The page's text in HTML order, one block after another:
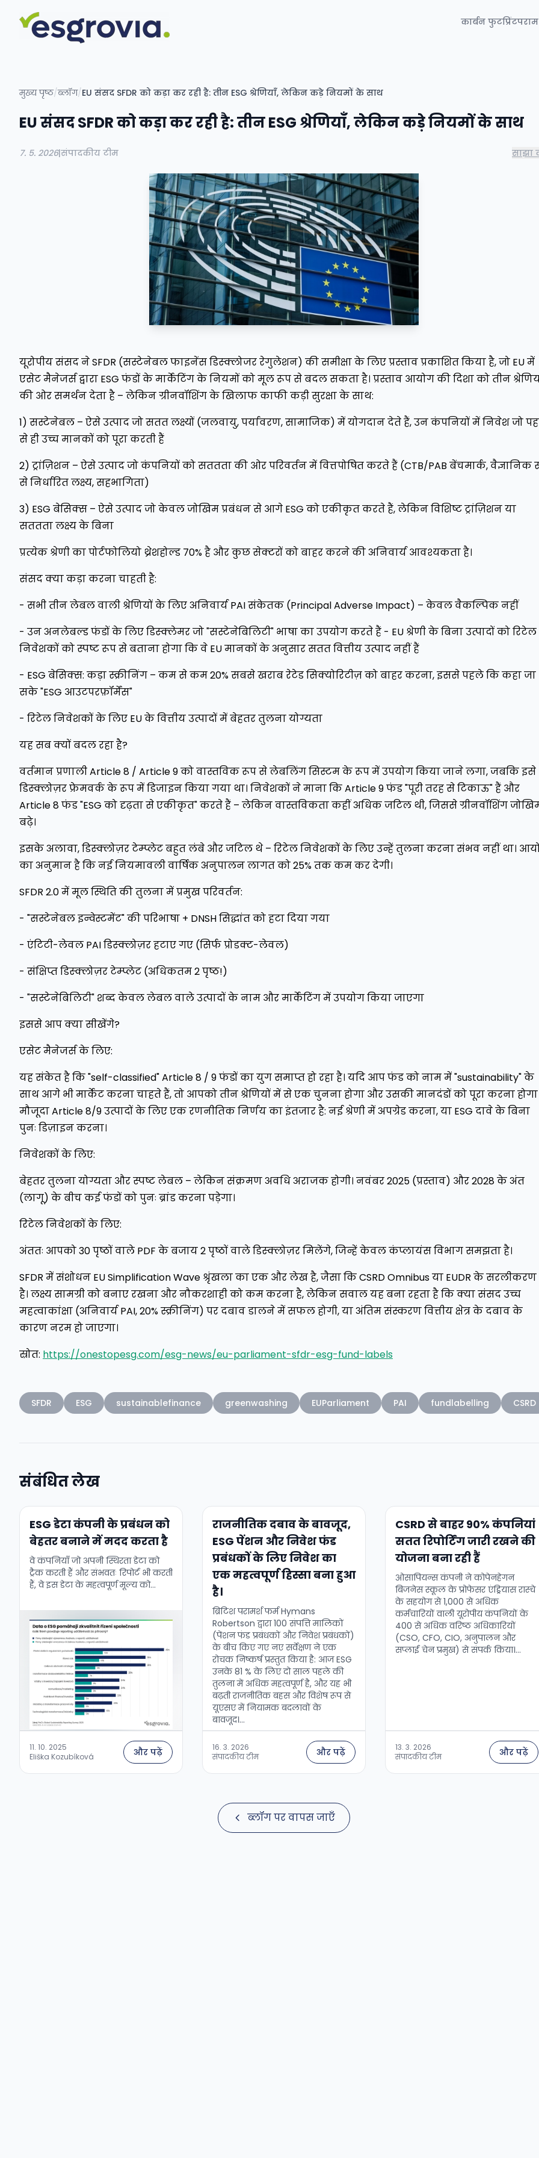
कार्बन फुटप्रिंट
मुख्य पृष्ठ/ब्लॉग/EU संसद SFDR को कड़ा कर रही है: तीन ESG श्रेणियाँ, लेकिन कड़े नियमों के साथ
EU संसद SFDR को कड़ा कर रही है: तीन ESG श्रेणियाँ, लेकिन कड़े नियमों के साथ
7. 5. 2026|संपादकीय टीम साझा
यूरोपीय संसद ने SFDR (सस्टेनेबल फाइनेंस डिस्क्लोजर रेगुलेशन) की समीक्षा के लिए प्रस्ताव प्रकाशित किया है, जो EU में
एसेट मैनेजर्स द्वारा ESG फंडों के मार्केटिंग के नियमों को मूल रूप से बदल सकता है। प्रस्ताव आयोग की दिशा को तीन
की ओर समर्थन देता है – लेकिन ग्रीनवॉशिंग के खिलाफ काफी कड़ी सुरक्षा के साथ:
1) सस्टेनेबल – ऐसे उत्पाद जो सतत लक्ष्यों (जलवायु, पर्यावरण, सामाजिक) में योगदान देते हैं, उन कंपनियों में निवेश जो
से ही उच्च मानकों को पूरा करती हैं
2) ट्रांज़िशन – ऐसे उत्पाद जो कंपनियों को सततता की ओर परिवर्तन में वित्तपोषित करते हैं (CTB/PAB बेंचमार्क, वैज्ञानिक
से निर्धारित लक्ष्य, सहभागिता)
3) ESG बेसिक्स – ऐसे उत्पाद जो केवल जोखिम प्रबंधन से आगे ESG को एकीकृत करते हैं, लेकिन विशिष्ट ट्रांज़िशन या
सततता लक्ष्य के बिना
प्रत्येक श्रेणी का पोर्टफोलियो थ्रेशहोल्ड 70% है और कुछ सेक्टरों को बाहर करने की अनिवार्य आवश्यकता है।
संसद क्या कड़ा करना चाहती है:
- सभी तीन लेबल वाली श्रेणियों के लिए अनिवार्य PAI संकेतक (Principal Adverse Impact) – केवल वैकल्पिक नहीं
- उन अनलेबल्ड फंडों के लिए डिस्क्लेमर जो "सस्टेनेबिलिटी" भाषा का उपयोग करते हैं - EU श्रेणी के बिना उत्पादों को रिटेल
निवेशकों को स्पष्ट रूप से बताना होगा कि वे EU मानकों के अनुसार सतत वित्तीय उत्पाद नहीं हैं
- ESG बेसिक्स: कड़ा स्क्रीनिंग – कम से कम 20% सबसे खराब रेटेड सिक्योरिटीज़ को बाहर करना, इससे पहले कि कहा जा
सके "ESG आउटपरफ़ॉर्मेंस"
- रिटेल निवेशकों के लिए EU के वित्तीय उत्पादों में बेहतर तुलना योग्यता
यह सब क्यों बदल रहा है?
वर्तमान प्रणाली Article 8 / Article 9 को वास्तविक रूप से लेबलिंग सिस्टम के रूप में उपयोग किया जाने लगा, जबकि इसे
डिस्क्लोज़र फ्रेमवर्क के रूप में डिजाइन किया गया था। निवेशकों ने माना कि Article 9 फंड "पूरी तरह से टिकाऊ" हैं और
Article 8 फंड "ESG को दृढ़ता से एकीकृत" करते हैं – लेकिन वास्तविकता कहीं अधिक जटिल थी, जिससे ग्रीनवॉशिंग
बढ़े।
इसके अलावा, डिस्क्लोज़र टेम्प्लेट बहुत लंबे और जटिल थे – रिटेल निवेशकों के लिए उन्हें तुलना करना संभव नहीं था।
का अनुमान है कि नई नियमावली वार्षिक अनुपालन लागत को 25% तक कम कर देगी।
SFDR 2.0 में मूल स्थिति की तुलना में प्रमुख परिवर्तन:
- "सस्टेनेबल इन्वेस्टमेंट" की परिभाषा + DNSH सिद्धांत को हटा दिया गया
- एंटिटी-लेवल PAI डिस्क्लोज़र हटाए गए (सिर्फ प्रोडक्ट-लेवल)
- संक्षिप्त डिस्क्लोज़र टेम्प्लेट (अधिकतम 2 पृष्ठ!)
- "सस्टेनेबिलिटी" शब्द केवल लेबल वाले उत्पादों के नाम और मार्केटिंग में उपयोग किया जाएगा
इससे आप क्या सीखेंगे?
एसेट मैनेजर्स के लिए:
यह संकेत है कि "self-classified" Article 8 / 9 फंडों का युग समाप्त हो रहा है। यदि आप फंड को नाम में "sustainability" के
साथ आगे भी मार्केट करना चाहते हैं, तो आपको तीन श्रेणियों में से एक चुनना होगा और उसकी मानदंडों को पूरा करना
मौजूदा Article 8/9 उत्पादों के लिए एक रणनीतिक निर्णय का इंतजार है: नई श्रेणी में अपग्रेड करना, या ESG दावे के बिना
पुनः डिज़ाइन करना।
निवेशकों के लिए:
बेहतर तुलना योग्यता और स्पष्ट लेबल – लेकिन संक्रमण अवधि अराजक होगी। नवंबर 2025 (प्रस्ताव) और 2028 के अंत
(लागू) के बीच कई फंडों को पुनः ब्रांड करना पड़ेगा।
रिटेल निवेशकों के लिए:
अंततः आपको 30 पृष्ठों वाले PDF के बजाय 2 पृष्ठों वाले डिस्क्लोज़र मिलेंगे, जिन्हें केवल कंप्लायंस विभाग समझता है।
SFDR में संशोधन EU Simplification Wave श्रृंखला का एक और लेख है, जैसा कि CSRD Omnibus या EUDR के
है। लक्ष्य सामग्री को बनाए रखना और नौकरशाही को कम करना है, लेकिन सवाल यह बना रहता है कि क्या संसद उच्च
महत्वाकांक्षा (अनिवार्य PAI, 20% स्क्रीनिंग) पर दबाव डालने में सफल होगी, या अंतिम संस्करण वित्तीय क्षेत्र के दबाव के
कारण नरम हो जाएगा।
स्रोत: https://onestopesg.com/esg-news/eu-parliament-sfdr-esg-fund-labels
SFDR ESG sustainablefinance greenwashing EUParliament PAI fundlabelling CSRD
संबंधित लेख
ESG डेटा कंपनी के प्रबंधन को
बेहतर बनाने में मदद करता है
वे कंपनियाँ जो अपनी स्थिरता डेटा को
ट्रैक करती हैं और संभवतः रिपोर्ट भी करती
हैं, वे इस डेटा के महत्वपूर्ण मूल्य को
के …
11. 10. 2025
Eliška Kozubíková
और पढ़ें
राजनीतिक दबाव के बावजूद,
ESG पेंशन और निवेश फंड
प्रबंधकों के लिए निवेश का
एक महत्वपूर्ण हिस्सा बना हुआ
है।
ब्रिटिश परामर्श फर्म Hymans
Robertson द्वारा 100 संपत्ति मालिकों
(पेंशन फंड प्रबंधकों और निवेश प्रबंधकों)
के बीच किए गए नए सर्वेक्षण ने एक
रोचक निष्कर्ष प्रस्तुत किया है: आज ESG
उनके 81 % के लिए दो साल पहले की
तुलना में अधिक महत्वपूर्ण है, और यह भी
बढ़ती राजनीतिक बहस और विशेष रूप से
यूएसए में नियामक बदलावों के
बावजूद।...
16. 3. 2026
संपादकीय टीम
और पढ़ें
CSRD से बाहर 90% कंपनियां
सतत रिपोर्टिंग जारी रखने की
योजना बना रही हैं
ओसापियन्स कंपनी ने कोपेनहेगन
बिजनेस स्कूल के प्रोफेसर एंड्रियास रास्चे
के सहयोग से 1,000 से अधिक
कर्मचारियों वाली यूरोपीय कंपनियों के
400 से अधिक वरिष्ठ अधिकारियों
(CSO, CFO, CIO, अनुपालन और
सप्लाई चेन प्रमुख) से संपर्क किया।...
13. 3. 2026
संपादकीय टीम
और पढ़ें
ब्लॉग पर वापस जाएँ